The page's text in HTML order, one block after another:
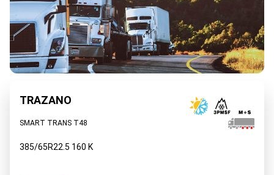
TRAZANO
SMART TRANS T48
385/65R22.5 160 K